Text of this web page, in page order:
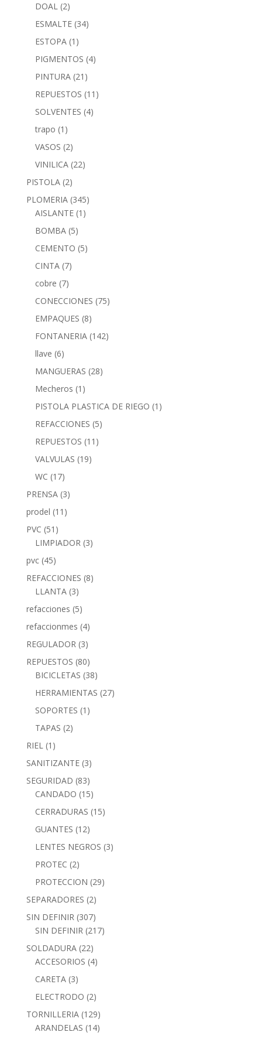
DOAL (2)
ESMALTE (34)
ESTOPA (1)
PIGMENTOS (4)
PINTURA (21)
REPUESTOS (11)
SOLVENTES (4)
trapo (1)
VASOS (2)
VINILICA (22)
PISTOLA (2)
PLOMERIA (345)
AISLANTE (1)
BOMBA (5)
CEMENTO (5)
CINTA (7)
cobre (7)
CONECCIONES (75)
EMPAQUES (8)
FONTANERIA (142)
llave (6)
MANGUERAS (28)
Mecheros (1)
PISTOLA PLASTICA DE RIEGO (1)
REFACCIONES (5)
REPUESTOS (11)
VALVULAS (19)
WC (17)
PRENSA (3)
prodel (11)
PVC (51)
LIMPIADOR (3)
pvc (45)
REFACCIONES (8)
LLANTA (3)
refacciones (5)
refaccionmes (4)
REGULADOR (3)
REPUESTOS (80)
BICICLETAS (38)
HERRAMIENTAS (27)
SOPORTES (1)
TAPAS (2)
RIEL (1)
SANITIZANTE (3)
SEGURIDAD (83)
CANDADO (15)
CERRADURAS (15)
GUANTES (12)
LENTES NEGROS (3)
PROTEC (2)
PROTECCION (29)
SEPARADORES (2)
SIN DEFINIR (307)
SIN DEFINIR (217)
SOLDADURA (22)
ACCESORIOS (4)
CARETA (3)
ELECTRODO (2)
TORNILLERIA (129)
ARANDELAS (14)